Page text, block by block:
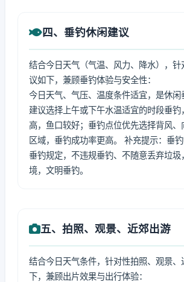
四、垂钓休闲建议
结合今日天气（气温、风力、降水），针
议如下，兼顾垂钓体验与安全性：
今日天气、气压、温度条件适宜，是休闲
建议选择上午或下午水温适宜的时段垂
高，鱼口较好；垂钓点位优先选择背风、
区域，垂钓成功率更高。 补充提示：垂
垂钓规定，不违规垂钓、不随意丢弃垃圾
境，文明垂钓。
五、拍照、观景、近郊出游
结合今日天气条件，针对性拍照、观景、
下，兼顾出片效果与出行体验：